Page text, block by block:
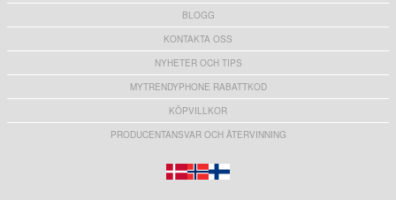
BLOGG
KONTAKTA OSS
NYHETER OCH TIPS
MYTRENDYPHONE RABATTKOD
KÖPVILLKOR
PRODUCENTANSVAR OCH ÅTERVINNING